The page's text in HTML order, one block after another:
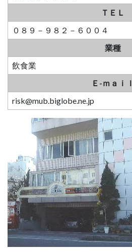
ＴＥＬ
０８９－９８２－６００４
業種
飲食業
Ｅ-ｍａｉｌ
risk@mub.biglobe.ne.jp